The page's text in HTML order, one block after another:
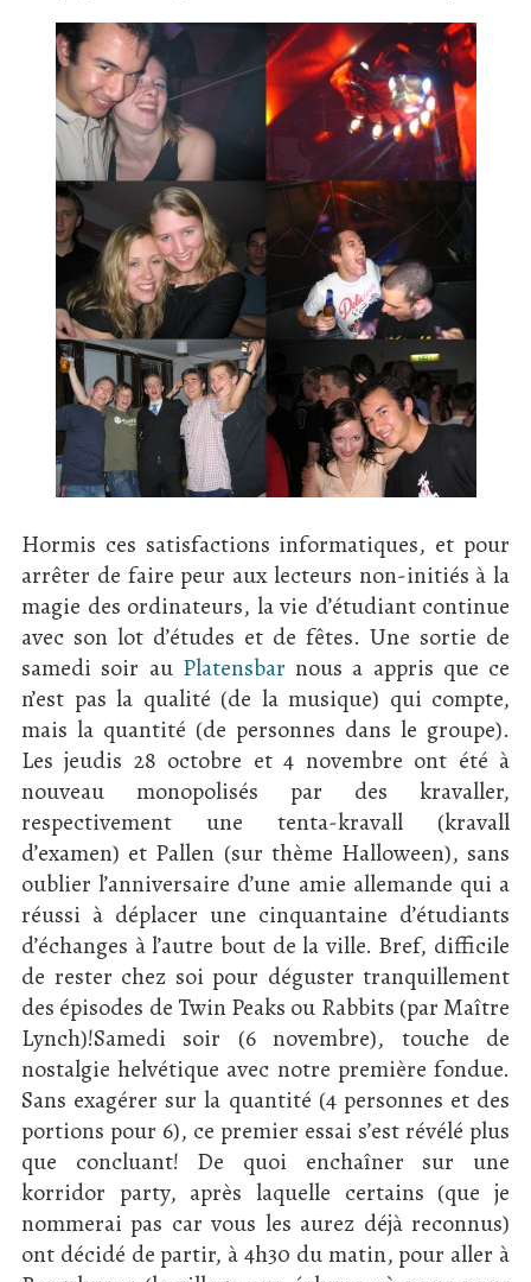
Hormis ces satisfactions informatiques, et pour
arrêter de faire peur aux lecteurs non-initiés à la
magie des ordinateurs, la vie d’étudiant continue
avec son lot d’études et de fêtes. Une sortie de
samedi soir au Platensbar nous a appris que ce
n’est pas la qualité (de la musique) qui compte,
mais la quantité (de personnes dans le groupe).
Les jeudis 28 octobre et 4 novembre ont été à
nouveau monopolisés par des kravaller,
respectivement une tenta-kravall (kravall
d’examen) et Pallen (sur thème Halloween), sans
oublier l’anniversaire d’une amie allemande qui a
réussi à déplacer une cinquantaine d’étudiants
d’échanges à l’autre bout de la ville. Bref, difficile
de rester chez soi pour déguster tranquillement
des épisodes de Twin Peaks ou Rabbits (par Maître
Lynch)!Samedi soir (6 novembre), touche de
nostalgie helvétique avec notre première fondue.
Sans exagérer sur la quantité (4 personnes et des
portions pour 6), ce premier essai s’est révélé plus
que concluant! De quoi enchaîner sur une
korridor party, après laquelle certains (que je
nommerai pas car vous les aurez déjà reconnus)
ont décidé de partir, à 4h30 du matin, pour aller à